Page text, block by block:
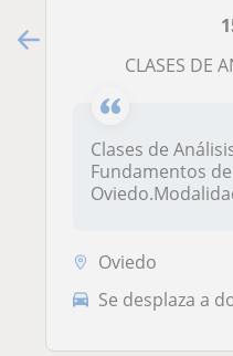
CLASES DE
Clases de
Fundamentos
Oviedo
Se desplaza a